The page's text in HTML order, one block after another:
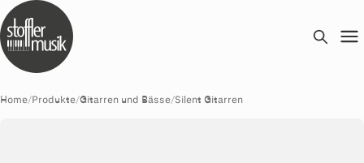
Home/Produkte/Gitarren und Bässe/Silent Gitarren